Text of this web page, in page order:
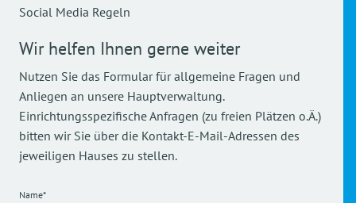
Social Media Regeln
Wir helfen Ihnen gerne weiter
Nutzen Sie das Formular für allgemeine Fragen und
Anliegen an unsere Hauptverwaltung.
Einrichtungsspezifische Anfragen (zu freien Plätzen o.Ä.)
bitten wir Sie über die Kontakt-E-Mail-Adressen des
jeweiligen Hauses zu stellen.
Name*